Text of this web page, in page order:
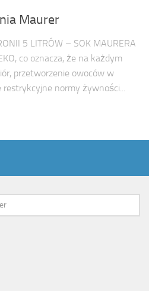
Maurer
5 LITRÓW – SOK MAURERA
co oznacza, że na każdym
przetworzenie owoców w
restrykcyjne normy żywności...